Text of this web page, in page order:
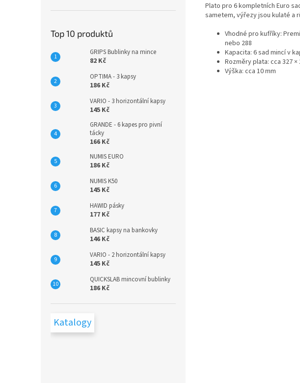
Top 10 produktů
GRIPS Bublinky na mince
82 Kč
OPTIMA - 3 kapsy
186 Kč
VARIO - 3 horizontální kapsy
145 Kč
GRANDE - 6 kapes pro pivní
tácky
166 Kč
NUMIS EURO
186 Kč
NUMIS K50
145 Kč
HAWID pásky
177 Kč
BASIC kapsy na bankovky
146 Kč
VARIO - 2 horizontální kapsy
145 Kč
QUICKSLAB mincovní bublinky
186 Kč
Katalogy
Plato pro 6 kompletních Euro
sametem, výřezy jsou kulaté a
Vhodné pro kufříky:
nebo 288
Kapacita: 6 sad mincí v
Rozměry plata: cca 327 ×
Výška: cca 10 mm